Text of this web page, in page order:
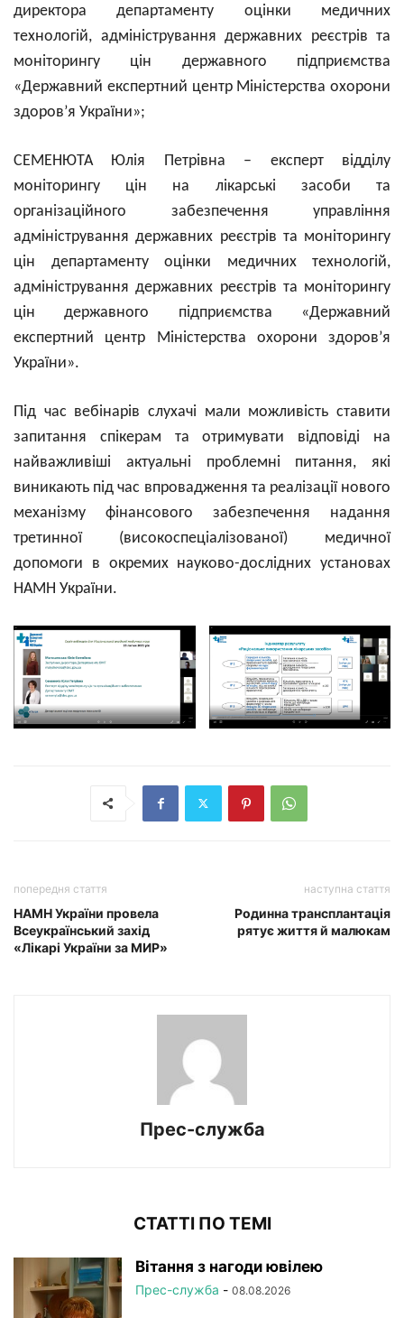
директора департаменту оцінки медичних
технологій, адміністрування державних реєстрів та
моніторингу цін державного підприємства
«Державний експертний центр Міністерства охорони
здоров’я України»;
СЕМЕНЮТА Юлія Петрівна – експерт відділу
моніторингу цін на лікарські засоби та
організаційного забезпечення управління
адміністрування державних реєстрів та моніторингу
цін департаменту оцінки медичних технологій,
адміністрування державних реєстрів та моніторингу
цін державного підприємства «Державний
експертний центр Міністерства охорони здоров’я
України».
Під час вебінарів слухачі мали можливість ставити
запитання спікерам та отримувати відповіді на
найважливіші актуальні проблемні питання, які
виникають під час впровадження та реалізації нового
механізму фінансового забезпечення надання
третинної (високоспеціалізованої) медичної
допомоги в окремих науково-дослідних установах
НАМН України.
попередня стаття
НАМН України провела
Всеукраїнський захід
«Лікарі України за МИР»
наступна стаття
Родинна трансплантація
рятує життя й малюкам
Прес-служба
СТАТТІ ПО ТЕМІ
Вітання з нагоди ювілею
Прес-служба - 08.08.2026